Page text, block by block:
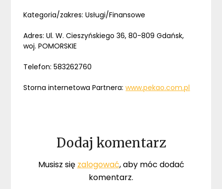
Kategoria/zakres: Usługi/Finansowe
Adres: Ul. W. Cieszyńskiego 36, 80-809 Gdańsk,
woj. POMORSKIE
Telefon: 583262760
Storna internetowa Partnera:www.pekao.com.pl
Dodaj komentarz
Musisz się zalogować, aby móc dodać
komentarz.